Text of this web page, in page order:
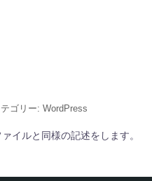
テゴリー: WordPress
イルと同様の記述をします。